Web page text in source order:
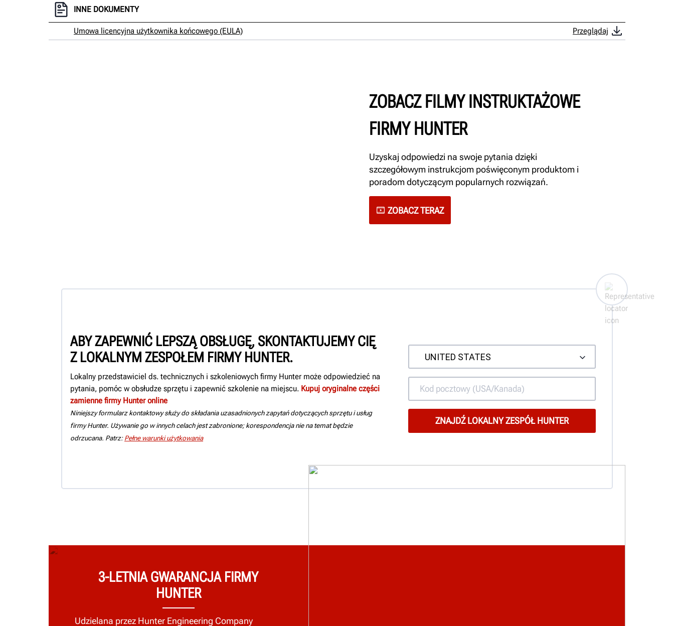
INNE DOKUMENTY
Umowa licencyjna użytkownika końcowego (EULA) Przeglądaj
ZOBACZ FILMY INSTRUKTAŻOWE
FIRMY HUNTER
Uzyskaj odpowiedzi na swoje pytania dzięki
szczegółowym instrukcjom poświęconym produktom i
poradom dotyczącym popularnych rozwiązań.
ZOBACZ TERAZ
ABY ZAPEWNIĆ LEPSZĄ OBSŁUGĘ, SKONTAKTUJEMY CIĘ
Z LOKALNYM ZESPOŁEM FIRMY HUNTER.
Lokalny przedstawiciel ds. technicznych i szkoleniowych firmy Hunter może odpowiedzieć na
pytania, pomóc w obsłudze sprzętu i zapewnić szkolenie na miejscu. Kupuj oryginalne części
zamienne firmy Hunter online
Niniejszy formularz kontaktowy służy do składania uzasadnionych zapytań dotyczących sprzętu i usług
firmy Hunter. Używanie go w innych celach jest zabronione; korespondencja nie na temat będzie
odrzucana. Patrz: Pełne warunki użytkowania
3-LETNIA GWARANCJA FIRMY
HUNTER
Udzielana przez Hunter Engineering Company